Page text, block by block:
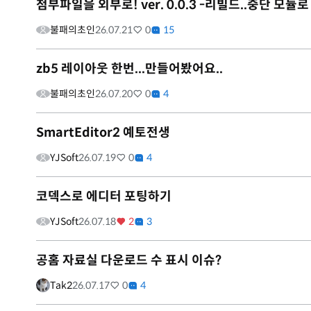
첨부파일을 외부로! ver. 0.0.3 -리빌드..중단 모듈로
불패의초인26.07.21 0 15
zb5 레이아웃 한번...만들어봤어요..
불패의초인26.07.20 0 4
SmartEditor2 예토전생
YJSoft26.07.19 0 4
코덱스로 에디터 포팅하기
YJSoft26.07.18 2 3
공홈 자료실 다운로드 수 표시 이슈?
Tak226.07.17 0 4